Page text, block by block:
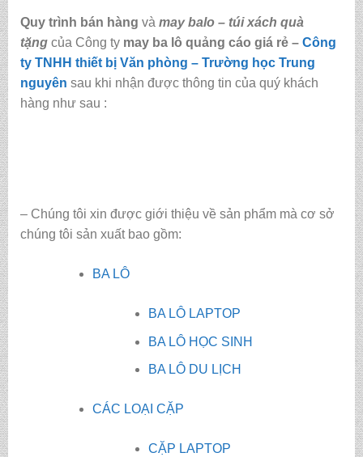
Quy trình bán hàng và may balo – túi xách quà
tặng của Công ty may ba lô quảng cáo giá rẻ – Công
ty TNHH thiết bị Văn phòng – Trường học Trung
nguyên sau khi nhận được thông tin của quý khách
hàng như sau :
– Chúng tôi xin được giới thiệu về sản phẩm mà cơ sở
chúng tôi sản xuất bao gồm:
BA LÔ
BA LÔ LAPTOP
BA LÔ HỌC SINH
BA LÔ DU LỊCH
CÁC LOẠI CẶP
CẶP LAPTOP